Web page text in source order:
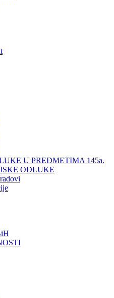
U PREDMETIMA 145a.
ODLUKE